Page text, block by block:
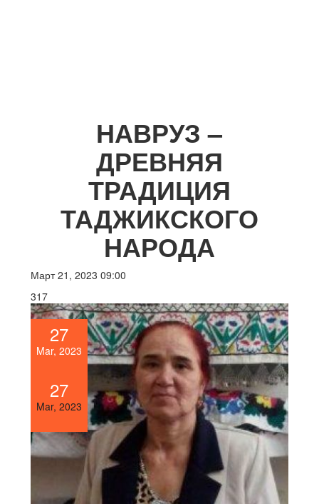
НАВРУЗ –
ДРЕВНЯЯ
ТРАДИЦИЯ
ТАДЖИКСКОГО
НАРОДА
Март 21, 2023 09:00
317
27
Mar, 2023
27
Mar, 2023